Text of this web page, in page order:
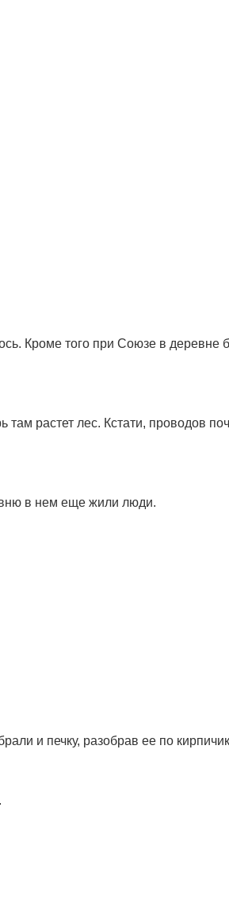
Кроме того при Союзе в
растет лес. Кстати, проводов
в нем еще жили люди.
и печку, разобрав ее по